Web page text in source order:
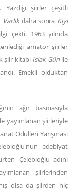
Yazdığı şiirler çeşitli
Varlık daha sonra Kıyı
çekti. 1963 yılında
amatör şiirler
şiir kitabı Islak Günile
Emekli olduktan
ağır basmasıyla
yayımlanan şiirleriyle
Ödülleri Yarışması
edebiyat
Çelebioğlu adını
şiirlerinden
olsa da şiirden hiç